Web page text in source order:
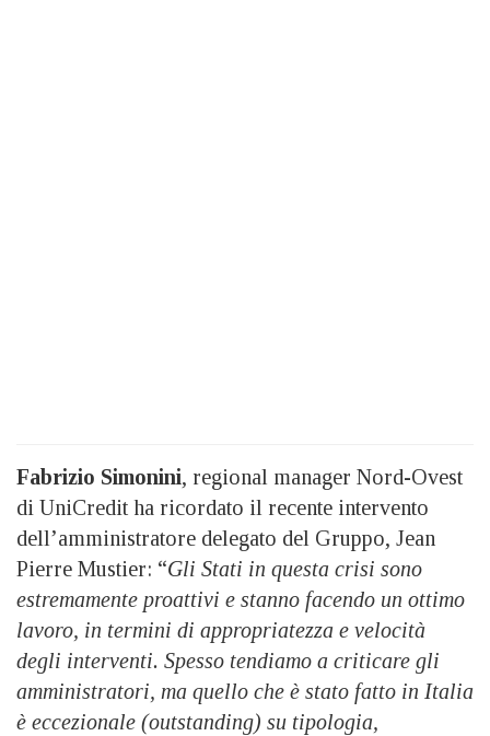
Fabrizio Simonini, regional manager Nord-Ovest
di UniCredit ha ricordato il recente intervento
dell’amministratore delegato del Gruppo, Jean
Pierre Mustier: “Gli Stati in questa crisi sono
estremamente proattivi e stanno facendo un ottimo
lavoro, in termini di appropriatezza e velocità
degli interventi. Spesso tendiamo a criticare gli
amministratori, ma quello che è stato fatto in Italia
è eccezionale (outstanding) su tipologia,